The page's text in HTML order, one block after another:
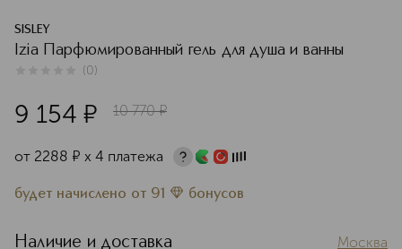
SISLEY
Izia Парфюмированный гель для душа и ванны
(0)
9 154 ¤ 10 770 ¤
от 2288 ¤ х 4 платежа
будет начислено от 91 бонусов
Наличие и доставка Москва